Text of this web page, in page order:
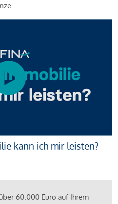
kann ich mir leisten?
60.000 Euro auf Ihrem